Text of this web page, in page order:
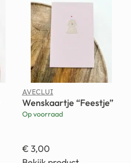
AVECLUI
Wenskaartje “Feestje”
Op voorraad
€ 3,00